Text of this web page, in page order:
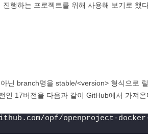
행하는 프로젝트를 위해 사용해 보기로 했
닌 branch명을 stable/<version> 형식으로
인 17버전을 다음과 같이 GitHub에서 가져온
opf/openproject-